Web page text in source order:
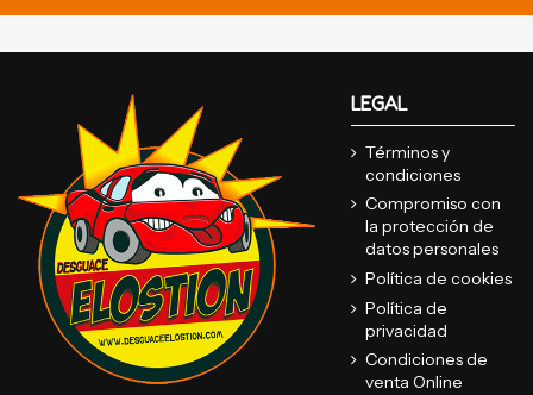
LEGAL
Términos y
condiciones
Compromiso con
la protección de
datos personales
Política de cookies
Política de
privacidad
Condiciones de
venta Online